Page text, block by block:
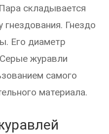
складывается
Гнездо
Его диаметр
журавли
самого
материала.